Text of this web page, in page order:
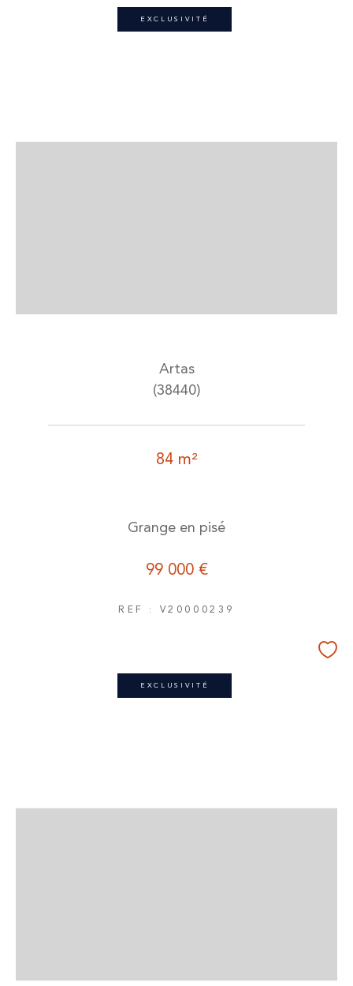
EXCLUSIVITÉ
Artas
(38440)
84 m²
Grange en pisé
99 000 €
REF : V20000239
EXCLUSIVITÉ